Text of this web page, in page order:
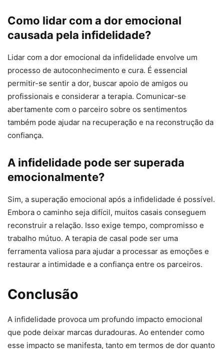
Como lidar com a dor emocional
causada pela infidelidade?
Lidar com a dor emocional da infidelidade envolve um
processo de autoconhecimento e cura. É essencial
permitir-se sentir a dor, buscar apoio de amigos ou
profissionais e considerar a terapia. Comunicar-se
abertamente com o parceiro sobre os sentimentos
também pode ajudar na recuperação e na reconstrução da
confiança.
A infidelidade pode ser superada
emocionalmente?
Sim, a superação emocional após a infidelidade é possível.
Embora o caminho seja difícil, muitos casais conseguem
reconstruir a relação. Isso exige tempo, compromisso e
trabalho mútuo. A terapia de casal pode ser uma
ferramenta valiosa para ajudar a processar as emoções e
restaurar a intimidade e a confiança entre os parceiros.
Conclusão
A infidelidade provoca um profundo impacto emocional
que pode deixar marcas duradouras. Ao entender como
esse impacto se manifesta, tanto em termos de dor quanto